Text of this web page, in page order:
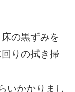
の黒ずみを
りの拭き掃
いかかりまし